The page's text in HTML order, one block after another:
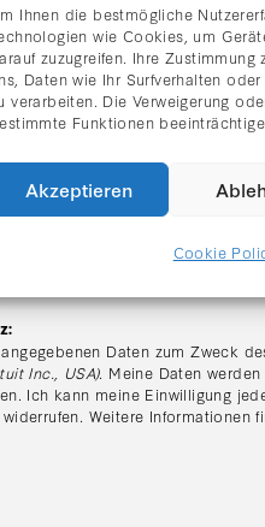
Ihnen die bestmögliche
wie Cookies, um
zuzugreifen. Ihre
Daten wie Ihr Surfverhalten
verarbeiten. Die Verweigerung
Funktionen
Akzeptieren
Cookie
gelesen und stimme
Daten zum Zweck
Inc., USA). Meine Daten
Ich kann meine Einwilligung
widerrufen. Weitere Informationen